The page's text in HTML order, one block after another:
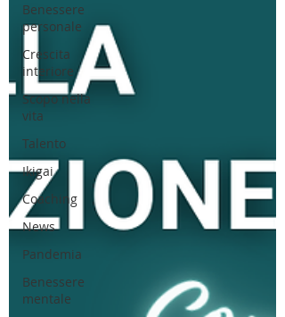
Benessere
personale
Crescita
interiore
Scopo nella
vita
Talento
Ikigai
Coaching
News
Pandemia
Benessere
mentale